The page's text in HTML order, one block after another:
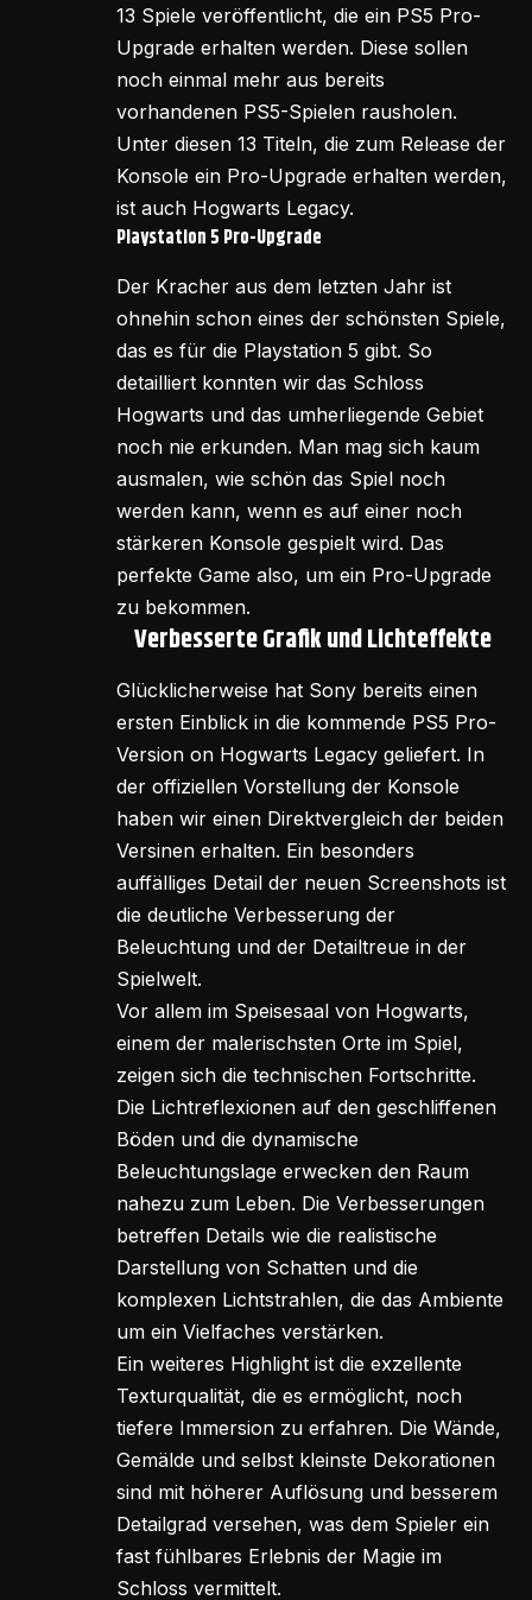
13 Spiele veröffentlicht, die ein PS5 Pro-
Upgrade erhalten werden. Diese sollen
noch einmal mehr aus bereits
vorhandenen PS5-Spielen rausholen.
Unter diesen 13 Titeln, die zum Release der
Konsole ein Pro-Upgrade erhalten werden,
ist auch Hogwarts Legacy.
Playstation 5 Pro-Upgrade
Der Kracher aus dem letzten Jahr ist
ohnehin schon eines der schönsten Spiele,
das es für die Playstation 5 gibt. So
detailliert konnten wir das Schloss
Hogwarts und das umherliegende Gebiet
noch nie erkunden. Man mag sich kaum
ausmalen, wie schön das Spiel noch
werden kann, wenn es auf einer noch
stärkeren Konsole gespielt wird. Das
perfekte Game also, um ein Pro-Upgrade
zu bekommen.
Verbesserte Grafik und Lichteffekte
Glücklicherweise hat Sony bereits einen
ersten Einblick in die kommende PS5 Pro-
Version on Hogwarts Legacy geliefert. In
der offiziellen Vorstellung der Konsole
haben wir einen Direktvergleich der beiden
Versinen erhalten. Ein besonders
auffälliges Detail der neuen Screenshots ist
die deutliche Verbesserung der
Beleuchtung und der Detailtreue in der
Spielwelt.
Vor allem im Speisesaal von Hogwarts,
einem der malerischsten Orte im Spiel,
zeigen sich die technischen Fortschritte.
Die Lichtreflexionen auf den geschliffenen
Böden und die dynamische
Beleuchtungslage erwecken den Raum
nahezu zum Leben. Die Verbesserungen
betreffen Details wie die realistische
Darstellung von Schatten und die
komplexen Lichtstrahlen, die das Ambiente
um ein Vielfaches verstärken.
Ein weiteres Highlight ist die exzellente
Texturqualität, die es ermöglicht, noch
tiefere Immersion zu erfahren. Die Wände,
Gemälde und selbst kleinste Dekorationen
sind mit höherer Auflösung und besserem
Detailgrad versehen, was dem Spieler ein
fast fühlbares Erlebnis der Magie im
Schloss vermittelt.